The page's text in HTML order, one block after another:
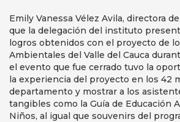
Emily Vanessa Vélez Avila, directora
que la delegación del instituto
logros obtenidos con el proyecto de
Ambientales del Valle del Cauca
el evento que fue cerrado tuvo la
la experiencia del proyecto en los 42
departamento y mostrar a los
tangibles como la Guía de Educación
Niños, al igual que souvenirs del